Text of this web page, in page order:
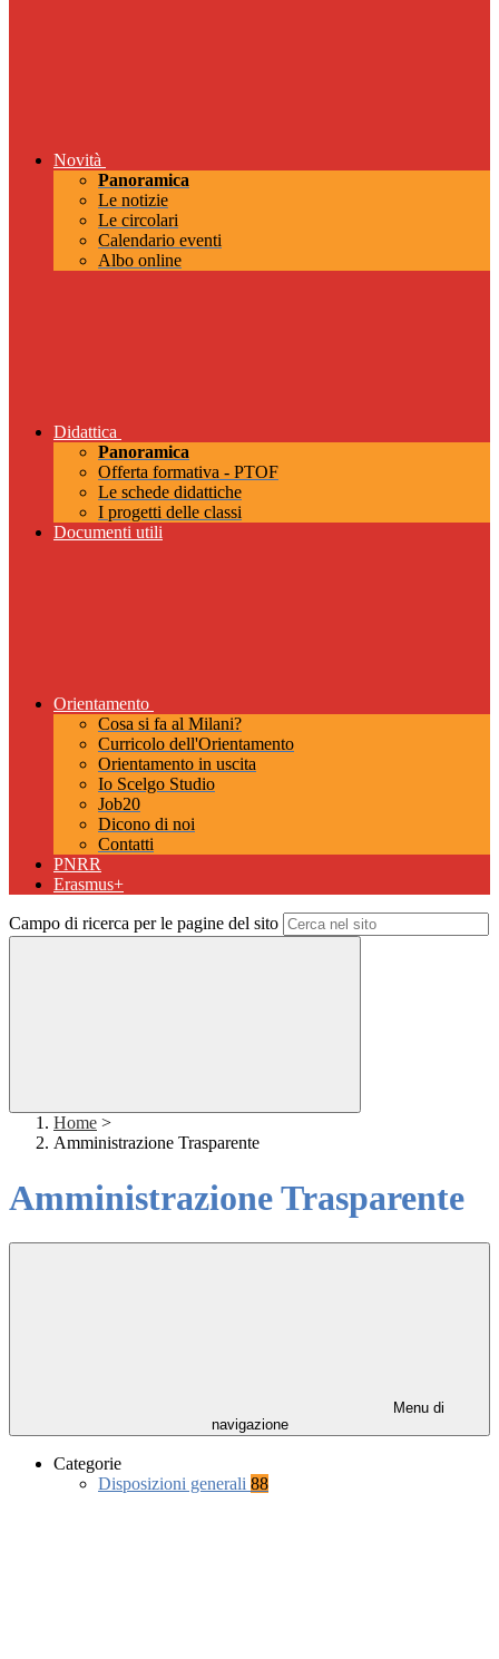
Novità
Panoramica
Le notizie
Le circolari
Calendario eventi
Albo online
Didattica
Panoramica
Offerta formativa - PTOF
Le schede didattiche
I progetti delle classi
Documenti utili
Orientamento
Cosa si fa al Milani?
Curricolo dell'Orientamento
Orientamento in uscita
Io Scelgo Studio
Job20
Dicono di noi
Contatti
PNRR
Erasmus+
Campo di ricerca per le pagine del sito
Home >
Amministrazione Trasparente
Amministrazione Trasparente
Menu di
navigazione
Categorie
Disposizioni generali 88